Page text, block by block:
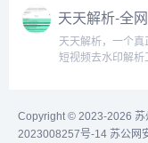
析，包括B站、抖
手、微博、小红书
特别简单，只需要
链接，粘贴到输入
天天解析，一个真
短视频去水印解析
解析。操作特别简
要复制视频链接，
Copyright © 2023-2026 苏
2023008257号-14 苏公网